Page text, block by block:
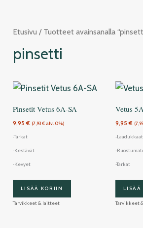
Etusivu / Tuotteet avainsanalla
pinsetti
Pinsetit Vetus 6A-SA
9,95€ (7,93€ alv. 0%)
-Tarkat
-Kestävät
-Kevyet
LISÄÄ KORIIN
Tarvikkeet & laitteet
Vetus
9,95€ (7,93
-Laadukkaat
-
-Tarkat
LISÄÄ
Tarvikkeet